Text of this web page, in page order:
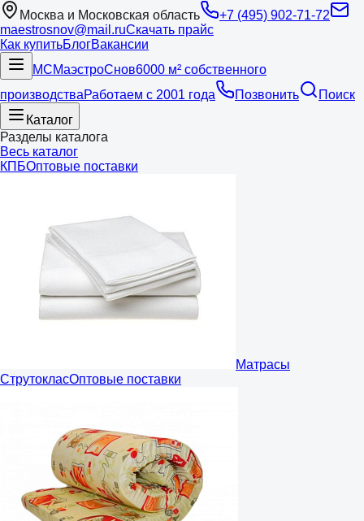
Москва и Московская область
+7 (495) 902-71-72
maestrosnov@mail.ruСкачать прайс
Как купитьБлогВакансии
МСМаэстроСнов6000 м² собственного
производстваРаботаем с 2001 года Позвонить
Поиск
Каталог
Разделы каталога
Весь каталог
КПБОптовые поставки
Матрасы
СтрутокласОптовые поставки